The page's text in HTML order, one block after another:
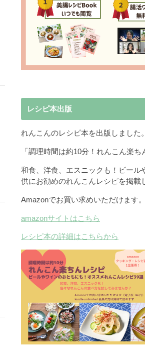
レシピ本出版
れんこんのレシピ本を出版しました。
「調理時間は約10分！れんこん楽ち
和食、洋食、エスニックも！ビール
供にお勧めのれんこんレシピを掲載
Amazonでお買い求めいただけます。
amazonサイトはこちら
レシピ本の詳細はこちらから